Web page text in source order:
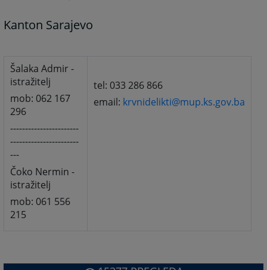
Kanton Sarajevo
Šalaka Admir -
istražitelj
mob: 062 167
296
-----------------------
-----------------------
---
Čoko Nermin -
istražitelj
mob: 061 556
215
tel: 033 286 866
email: krvnidelikti@mup.ks.gov.ba